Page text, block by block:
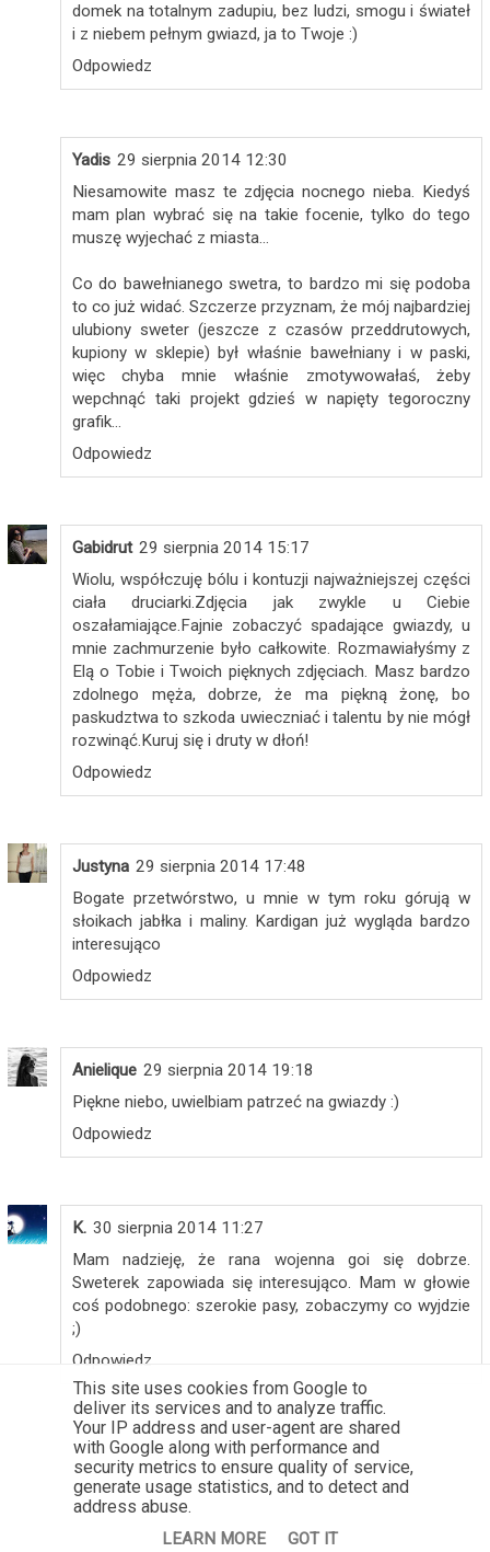
domek na totalnym zadupiu, bez ludzi, smogu i świateł
i z niebem pełnym gwiazd, ja to Twoje :)
Odpowiedz
Yadis 29 sierpnia 2014 12:30
Niesamowite masz te zdjęcia nocnego nieba. Kiedyś
mam plan wybrać się na takie focenie, tylko do tego
muszę wyjechać z miasta...
Co do bawełnianego swetra, to bardzo mi się podoba
to co już widać. Szczerze przyznam, że mój najbardziej
ulubiony sweter (jeszcze z czasów przeddrutowych,
kupiony w sklepie) był właśnie bawełniany i w paski,
więc chyba mnie właśnie zmotywowałaś, żeby
wepchnąć taki projekt gdzieś w napięty tegoroczny
grafik...
Odpowiedz
Gabidrut 29 sierpnia 2014 15:17
Wiolu, współczuję bólu i kontuzji najważniejszej części
ciała druciarki.Zdjęcia jak zwykle u Ciebie
oszałamiające.Fajnie zobaczyć spadające gwiazdy, u
mnie zachmurzenie było całkowite. Rozmawiałyśmy z
Elą o Tobie i Twoich pięknych zdjęciach. Masz bardzo
zdolnego męża, dobrze, że ma piękną żonę, bo
paskudztwa to szkoda uwieczniać i talentu by nie mógł
rozwinąć.Kuruj się i druty w dłoń!
Odpowiedz
Justyna 29 sierpnia 2014 17:48
Bogate przetwórstwo, u mnie w tym roku górują w
słoikach jabłka i maliny. Kardigan już wygląda bardzo
interesująco
Odpowiedz
Anielique 29 sierpnia 2014 19:18
Piękne niebo, uwielbiam patrzeć na gwiazdy :)
Odpowiedz
K. 30 sierpnia 2014 11:27
Mam nadzieję, że rana wojenna goi się dobrze.
Sweterek zapowiada się interesująco. Mam w głowie
coś podobnego: szerokie pasy, zobaczymy co wyjdzie
;)
Odpowiedz
This site uses cookies from Google to
deliver its services and to analyze traffic.
Your IP address and user-agent are shared
with Google along with performance and
security metrics to ensure quality of service,
generate usage statistics, and to detect and
address abuse.
LEARN MORE GOT IT